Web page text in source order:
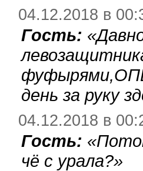
04.12.2018 в
Гость: «
день за руку
04.12.2018 в
Гость: «
чё с урала?»